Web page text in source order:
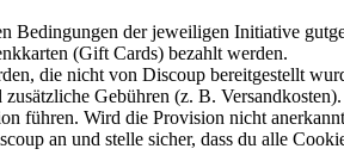
Bedingungen der jeweiligen Initiative
(Gift Cards) bezahlt werden.
die nicht von Discoup bereitgestellt
Gebühren (z. B. Versandkosten).
führen. Wird die Provision nicht
an und stelle sicher, dass du alle